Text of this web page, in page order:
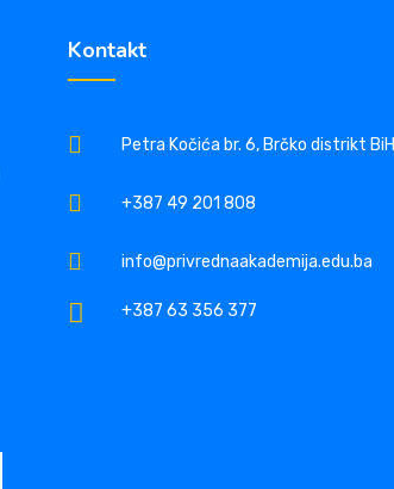
Kontakt
Petra Kočića br. 6, Brčko distrikt BiH
+387 49 201 808
info@privrednaakademija.edu.ba
+387 63 356 377